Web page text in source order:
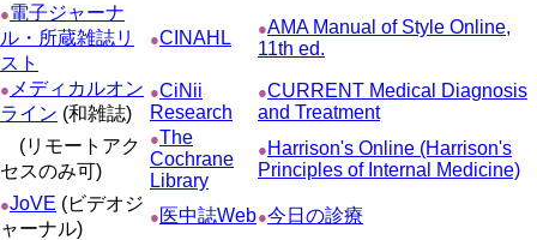
●電子ジャーナ
ル・所蔵雑誌リ
スト
●CINAHL ●AMA Manual of Style Online,
11th ed.
● メディカルオン
ライン (和雑誌)
●CiNii
Research
●CURRENT Medical Diagnosis
and Treatment
(リモートアク
セスのみ可)
●The
Cochrane
Library
● Harrison's Online (Harrison's
Principles of Internal Medicine)
●JoVE (ビデオジ
ャーナル)
● 医中誌Web●今日の診療